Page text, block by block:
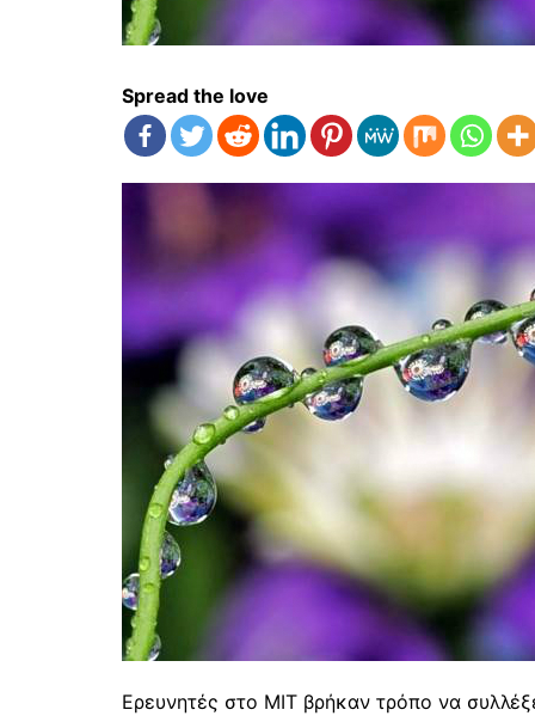
Spread the love
Ερευνητές στο MIT βρήκαν τρόπο να